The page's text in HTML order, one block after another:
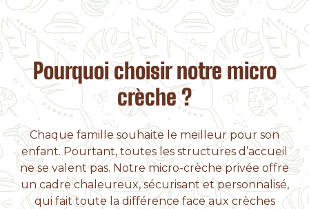
Pourquoi choisir notre micro
crèche ?
Chaque famille souhaite le meilleur pour son
enfant. Pourtant, toutes les structures d’accueil
ne se valent pas. Notre micro-crèche privée offre
un cadre chaleureux, sécurisant et personnalisé,
qui fait toute la différence face aux crèches